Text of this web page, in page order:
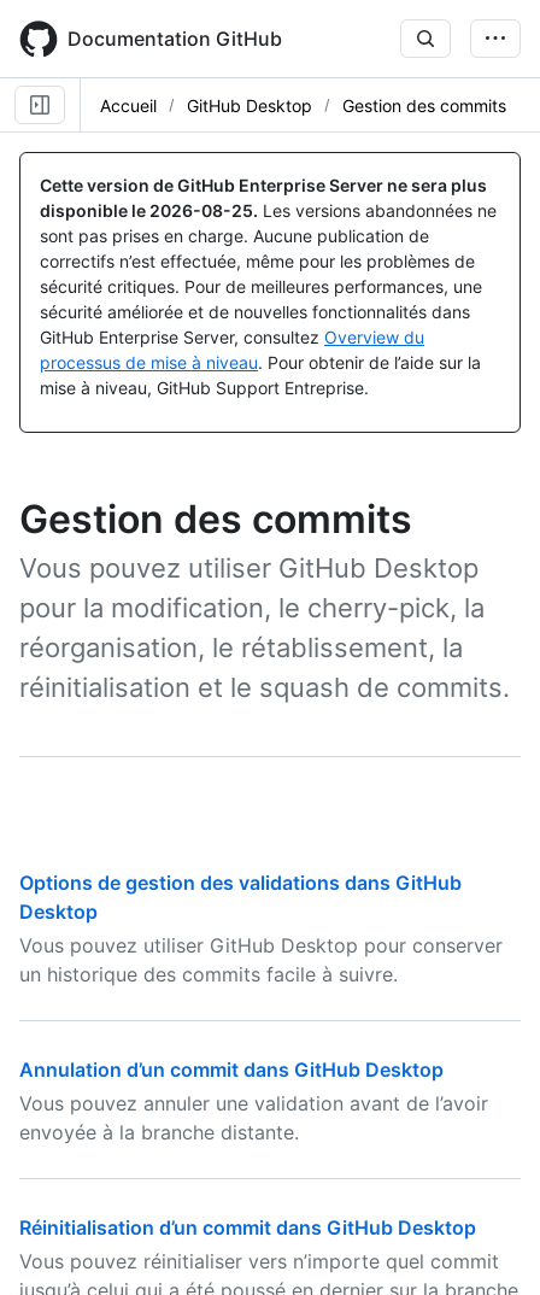
main
content
Documentation GitHub
Accueil GitHub Desktop Gestion des commits
Cette version de GitHub Enterprise Server ne sera plus
disponible le 2026-08-25. Les versions abandonnées ne
sont pas prises en charge. Aucune publication de
correctifs n’est effectuée, même pour les problèmes de
sécurité critiques. Pour de meilleures performances, une
sécurité améliorée et de nouvelles fonctionnalités dans
GitHub Enterprise Server, consultez Overview du
processus de mise à niveau. Pour obtenir de l’aide sur la
mise à niveau, GitHub Support Entreprise.
Gestion des commits
Vous pouvez utiliser GitHub Desktop
pour la modification, le cherry-pick, la
réorganisation, le rétablissement, la
réinitialisation et le squash de commits.
Options de gestion des validations dans GitHub
Desktop
Vous pouvez utiliser GitHub Desktop pour conserver
un historique des commits facile à suivre.
Annulation d’un commit dans GitHub Desktop
Vous pouvez annuler une validation avant de l’avoir
envoyée à la branche distante.
Réinitialisation d’un commit dans GitHub Desktop
Vous pouvez réinitialiser vers n’importe quel commit
jusqu’à celui qui a été poussé en dernier sur la branche